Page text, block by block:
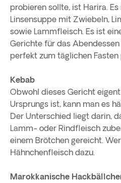
probieren sollte, ist Harira.
Linsensuppe mit Zwiebeln,
sowie Lammfleisch. Es ist
Gerichte für das
perfekt zum täglichen Fasten
Kebab
Obwohl dieses Gericht
Ursprungs ist, kann man es
Der Unterschied liegt darin,
Lamm- oder Rindfleisch
einem Brötchen gereicht.
Hähnchenfleisch dazu.
Marokkanische